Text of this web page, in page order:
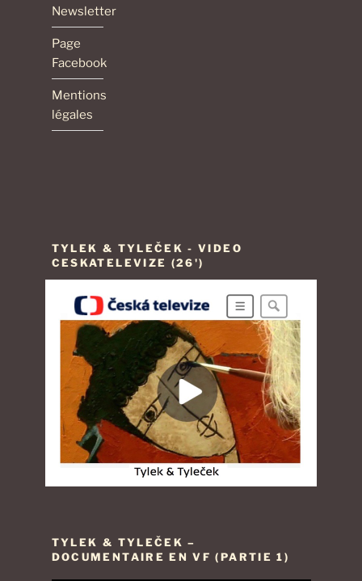
Newsletter
Page
Facebook
Mentions
légales
TYLEK & TYLEČEK - VIDEO
CESKATELEVIZE (26')
TYLEK & TYLEČEK –
DOCUMENTAIRE EN VF (PARTIE 1)